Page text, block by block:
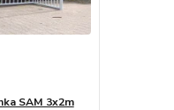
SAM 3x2m